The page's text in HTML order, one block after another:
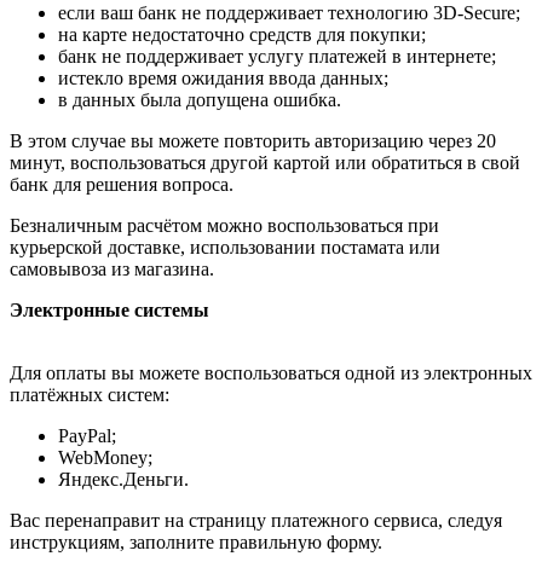
если ваш банк не поддерживает технологию 3D-Secure;
на карте недостаточно средств для покупки;
банк не поддерживает услугу платежей в интернете;
истекло время ожидания ввода данных;
в данных была допущена ошибка.
В этом случае вы можете повторить авторизацию через 20
минут, воспользоваться другой картой или обратиться в свой
банк для решения вопроса.
Безналичным расчётом можно воспользоваться при
курьерской доставке, использовании постамата или
самовывоза из магазина.
Электронные системы
Для оплаты вы можете воспользоваться одной из электронных
платёжных систем:
PayPal;
WebMoney;
Яндекс.Деньги.
Вас перенаправит на страницу платежного сервиса, следуя
инструкциям, заполните правильную форму.